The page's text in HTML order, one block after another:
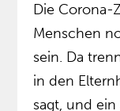
Die Corona-
Menschen
sein. Da
in den
sagt, und